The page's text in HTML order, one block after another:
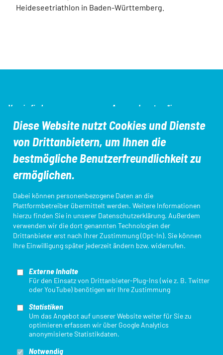
Diese Website nutzt Cookies und Dienste
von Drittanbietern, um Ihnen die
bestmögliche Benutzerfreundlichkeit zu
ermöglichen.
Dabei können personenbezogene Daten an die
Plattformbetreiber übermittelt werden. Weitere Informationen
hierzu finden Sie in unserer Datenschutzerklärung. Außerdem
verwenden wir die dort genannten Technologien der
Drittanbieter erst nach Ihrer Zustimmung (Opt-In). Sie können
Ihre Einwilligung später jederzeit ändern bzw. widerrufen.
Externe Inhalte
Für den Einsatz von Drittanbieter-Plug-Ins (wie z. B. Twitter
oder YouTube) benötigen wir Ihre Zustimmung
Statistiken
Um das Angebot auf unserer Website weiter für Sie zu
optimieren erfassen wir über Google Analytics
anonymisierte Statistikdaten.
Notwendig
Heideseetriathlon in Baden-Württemberg.
SEO-
Navigation
Verein finden Ansprechpartner*innen
Aus- und Fortbildungen DTU-Startpass/App
Login Startpassdatenbank Triathlon Einstieg
Mit finanzieller Unterstützung des Landes Nordrhein-Westfalen und des
Europäischen Sozialfonds / REACT-EU als Teil der Reaktion der Union auf
die COVID-19-Pandemie.